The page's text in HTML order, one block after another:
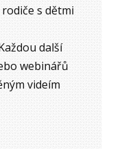
rodiče s dětmi
další
webinářů
videím